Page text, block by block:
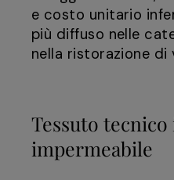
e costo unitario
più diffuso nelle
nella ristorazione di
Tessuto
impermeabile